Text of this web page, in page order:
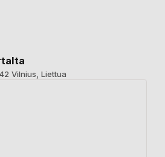
Vilnius, Liettua